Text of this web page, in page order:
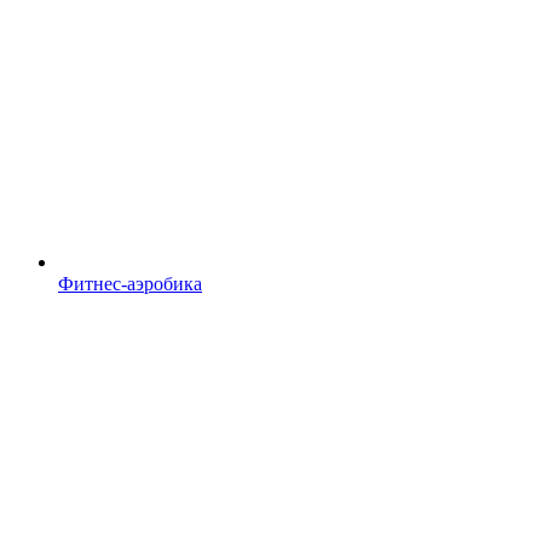
Фитнес-аэробика